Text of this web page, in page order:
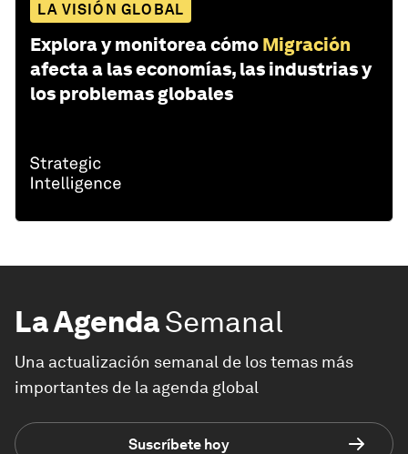
LA VISIÓN GLOBAL
Explora y monitorea cómo Migración
afecta a las economías, las industrias y
los problemas globales
La AgendaSemanal
Una actualización semanal de los temas más
importantes de la agenda global
Suscríbete hoy